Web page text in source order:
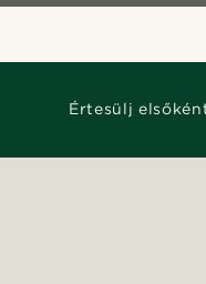
Értesülj